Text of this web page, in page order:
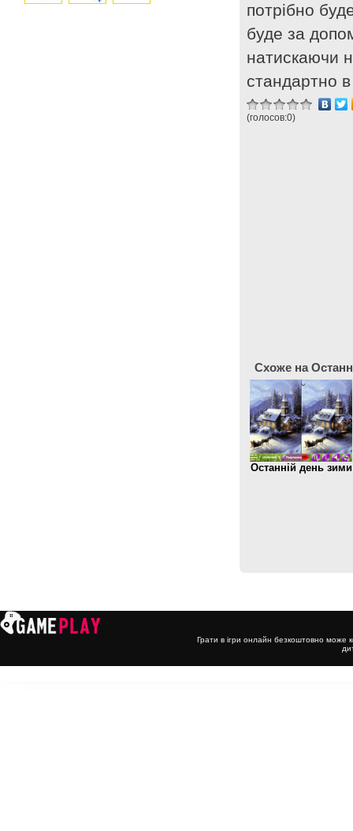
потрібно
буде за
натискаючи
стандартно
(голосов:0)
Схоже на
Останній день зими
Грати в ігри онлайн безкоштовно може